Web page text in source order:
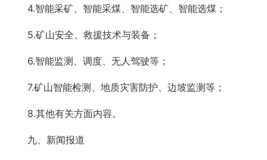
4.智能采矿、智能采煤、智能选矿、智能选煤；
5.矿山安全、救援技术与装备；
6.智能监测、调度、无人驾驶等；
7.矿山智能检测、地质灾害防护、边坡监测等；
8.其他有关方面内容。
九、新闻报道